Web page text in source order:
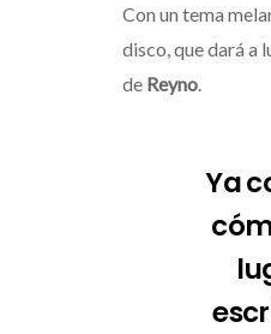
Con un tema
disco, que dará a
de Reyno.
Ya